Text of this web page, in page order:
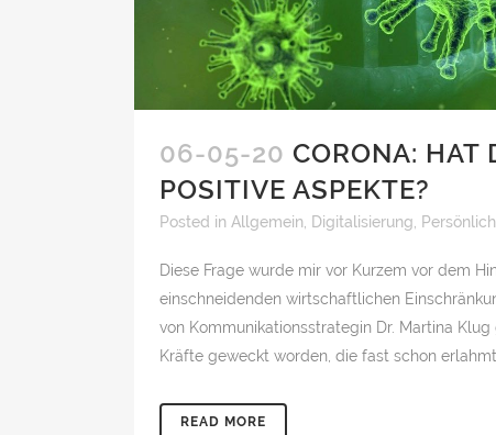
06-05-20 CORONA: HAT
POSITIVE ASPEKTE?
Posted in Allgemein, Digitalisierung,
Diese Frage wurde mir vor Kurzem vor dem
einschneidenden wirtschaftlichen
von Kommunikationsstrategin Dr. Martina
Kräfte geweckt worden, die fast schon
READ MORE